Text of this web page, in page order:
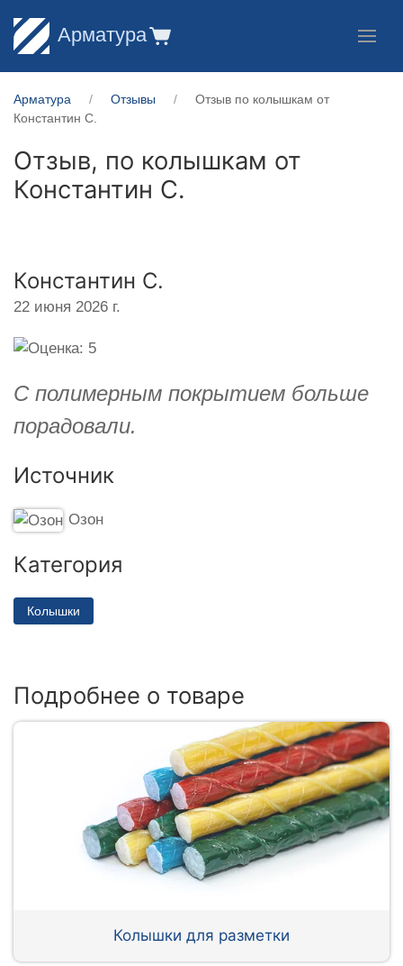
Арматура
Арматура Отзывы
Отзыв по колышкам от
Константин С.
Отзыв, по колышкам от
Константин С.
Константин С.
22 июня 2026 г.
С полимерным покрытием больше
порадовали.
Источник
Озон
Категория
Колышки
Подробнее о товаре
Колышки для разметки